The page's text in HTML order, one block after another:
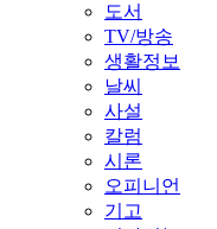
도서
TV/방송
생활정보
날씨
사설
칼럼
시론
오피니언
기고